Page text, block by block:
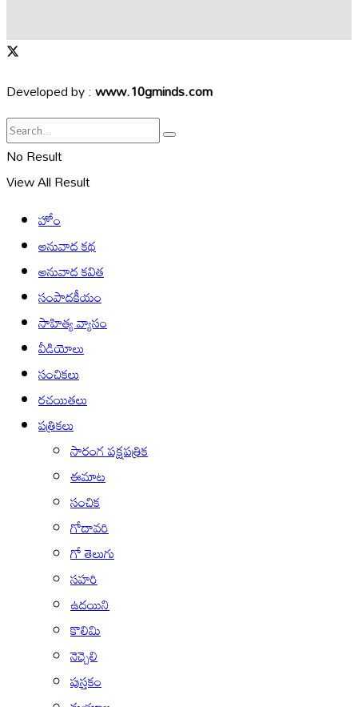
Developed by :www.10gminds.com
No Result
View All Result
హోం
అనువాద కథ
అనువాద కవిత
సంపాదకీయం
సాహిత్య వ్యాసం
వీడియోలు
సంచికలు
రచయితలు
పత్రికలు
సారంగ పక్షపత్రిక
ఈమాట
సంచిక
గోదావరి
గో తెలుగు
సహరి
ఉదయిని
కొలిమి
నెచ్చెలి
పుస్తకం